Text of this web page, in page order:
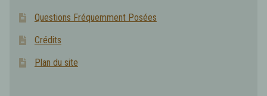
Questions Fréquemment Posées
Crédits
Plan du site